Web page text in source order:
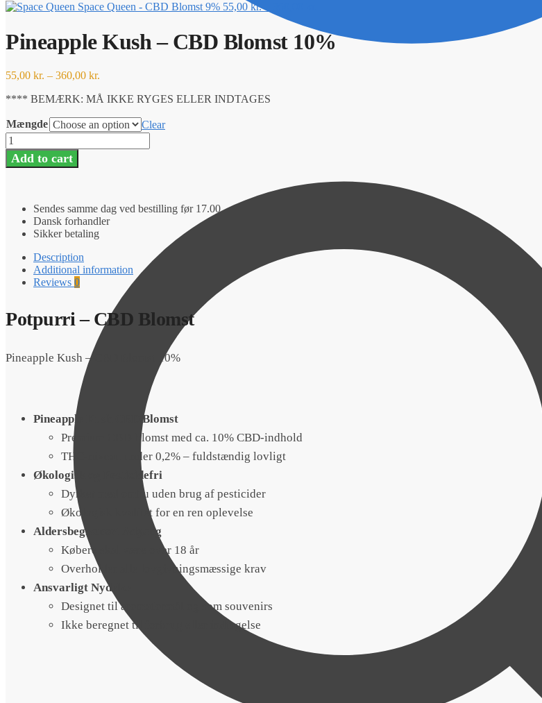
Space Queen - CBD Blomst 9% 55,00kr.–
Pineapple Kush – CBD Blomst 10%
55,00 kr. – 360,00 kr.
**** BEMÆRK: MÅ IKKE RYGES ELLER INDTAGES
Mængde
Clear
Pineapple
Kush
quantity
Add to cart
Sendes samme dag ved bestilling før 17.00
Dansk forhandler
Sikker betaling
Description
Additional information
Reviews 0
Potpurri – CBD Blomst
Pineapple Kush – CBD Blomst 10%
Pineapple Kush CBD Blomst
Premium CBD-blomst med ca. 10% CBD-indhold
THC-niveau under 0,2% – fuldstændig lovligt
Økologisk og Pesticidefri
Dyrket med omhu uden brug af pesticider
Økologisk kvalitet for en ren oplevelse
Aldersbegrænset Adgang
Købere skal være over 18 år
Overholder alle lovgivningsmæssige krav
Ansvarligt Nydelse
Designet til aromaformål og som souvenirs
Ikke beregnet til forbrug eller indtagelse